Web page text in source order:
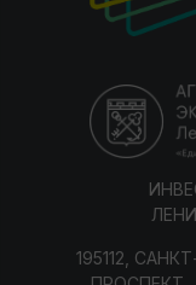
195112,